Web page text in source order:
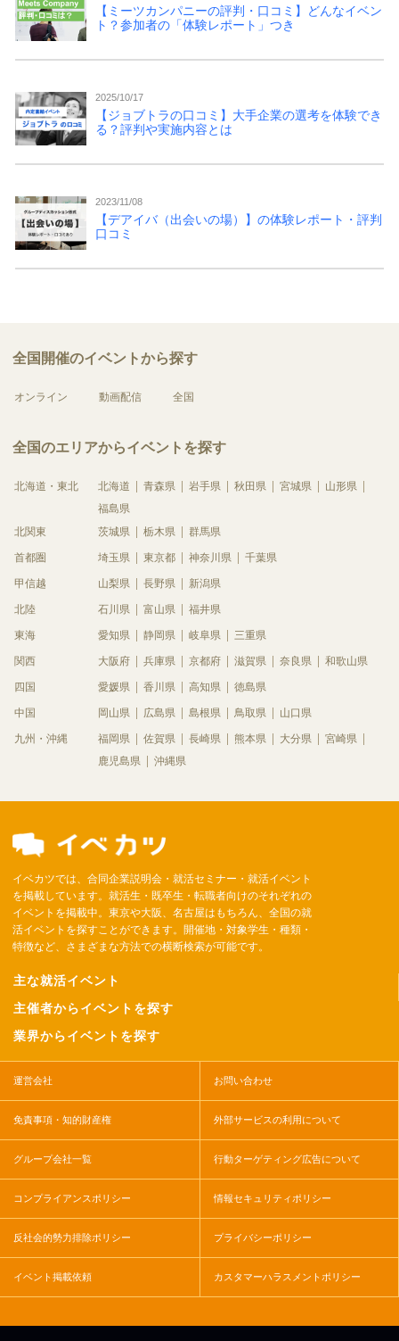
【ミーツカンパニーの評判・口コミ】どんなイベン
ト？参加者の「体験レポート」つき
2025/10/17
【ジョブトラの口コミ】大手企業の選考を体験でき
る？評判や実施内容とは
2023/11/08
【デアイバ（出会いの場）】の体験レポート・評判
口コミ
全国開催のイベントから探す
オンライン 動画配信 全国
全国のエリアからイベントを探す
北海道・東北 北海道 青森県 岩手県 秋田県 宮城県
山形県
福島県
北関東
茨城県 栃木県 群馬県
首都圏 埼玉県 東京都 神奈川県 千葉県
甲信越 山梨県 長野県 新潟県
北陸 石川県 富山県 福井県
東海 愛知県 静岡県 岐阜県 三重県
関西 大阪府 兵庫県 京都府 滋賀県 奈良県 和歌山県
四国 愛媛県 香川県 高知県 徳島県
中国 岡山県 広島県 島根県 鳥取県 山口県
九州・沖縄 福岡県 佐賀県 長崎県 熊本県 大分県
宮崎県
鹿児島県
沖縄県
イベカツでは、合同企業説明会・就活セミナー・就活イベント
を掲載しています。就活生・既卒生・転職者向けのそれぞれの
イベントを掲載中。東京や大阪、名古屋はもちろん、全国の就
活イベントを探すことができます。開催地・対象学生・種類・
特徴など、さまざまな方法での横断検索が可能です。
主な就活イベント
主催者からイベントを探す
業界からイベントを探す
運営会社 お問い合わせ
免責事項・知的財産権 外部サービスの利用について
グループ会社一覧 行動ターゲティング広告について
コンプライアンスポリシー 情報セキュリティポリシー
反社会的勢力排除ポリシー プライバシーポリシー
イベント掲載依頼 カスタマーハラスメントポリシー